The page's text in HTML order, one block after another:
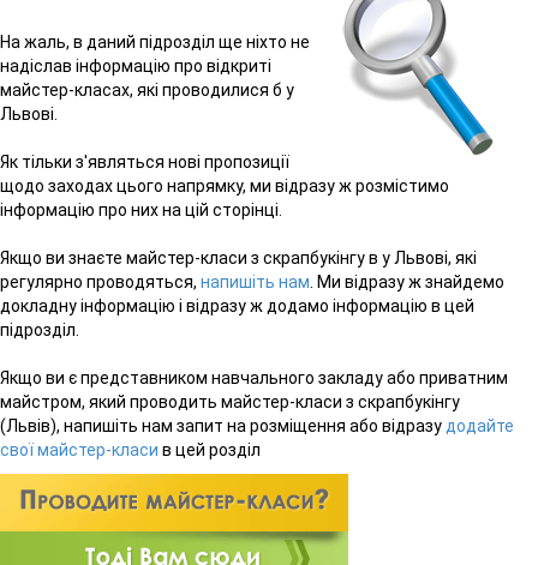
На жаль, в даний підрозділ ще ніхто не
надіслав інформацію про відкриті
майстер-класах, які проводилися б у
Львові.
Як тільки з'являться нові пропозиції
щодо заходах цього напрямку, ми відразу ж розмістимо
інформацію про них на цій сторінці.
Якщо ви знаєте майстер-класи з скрапбукінгу в у Львові, які
регулярно проводяться, напишіть нам . Ми відразу ж знайдемо
докладну інформацію і відразу ж додамо інформацію в цей
підрозділ.
Якщо ви є представником навчального закладу або приватним
майстром, який проводить майстер-класи з скрапбукінгу
(Львів), напишіть нам запит на розміщення або відразу додайте
свої майстер-класи в цей розділ